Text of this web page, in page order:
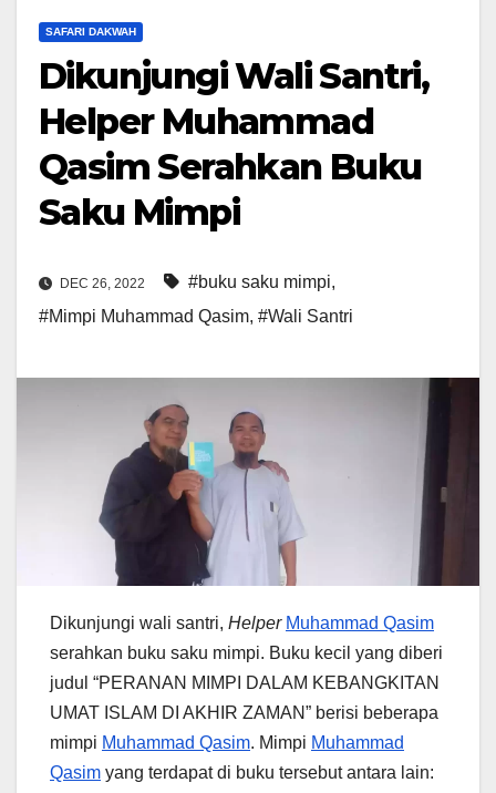
SAFARI DAKWAH
Dikunjungi Wali Santri,
Helper Muhammad
Qasim Serahkan Buku
Saku Mimpi
DEC 26, 2022 #buku saku mimpi,
#Mimpi Muhammad Qasim, #Wali Santri
Dikunjungi wali santri, Helper Muhammad Qasim
serahkan buku saku mimpi. Buku kecil yang diberi
judul “PERANAN MIMPI DALAM KEBANGKITAN
UMAT ISLAM DI AKHIR ZAMAN” berisi beberapa
mimpi Muhammad Qasim. Mimpi Muhammad
Qasim yang terdapat di buku tersebut antara lain: